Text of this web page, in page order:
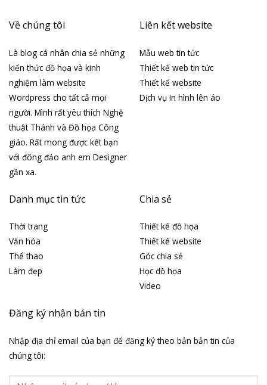
Về chúng tôi
Là blog cá nhân chia sẻ những
kiến thức đồ họa và kinh
nghiệm làm website
Wordpress cho tất cả mọi
người. Mình rất yêu thích Nghệ
thuật Thánh và Đồ họa Công
giáo. Rất mong được kết bạn
với đông đảo anh em Designer
gần xa.
Liên kết website
Mẫu web tin tức
Thiết kế web tin tức
Thiết kế website
Dịch vụ In hình lên áo
Danh mục tin tức
Thời trang
Văn hóa
Thể thao
Làm đẹp
Chia sẻ
Thiết kế đồ họa
Thiết kế website
Góc chia sẻ
Học đồ họa
Video
Đăng ký nhận bản tin
Nhập địa chỉ email của bạn để đăng ký theo bản bản tin của
chúng tôi: